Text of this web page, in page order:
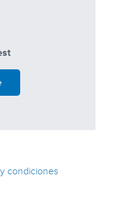
condiciones